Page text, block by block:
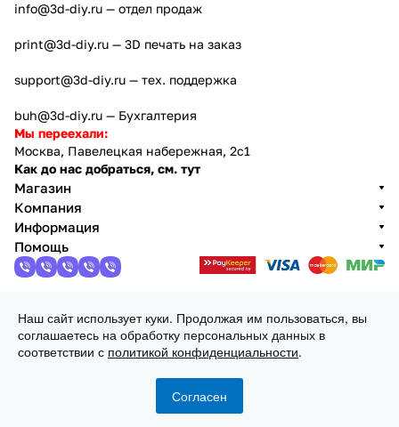
info@3d-diy.ru — отдел продаж
print@3d-diy.ru — 3D печать на заказ
support@3d-diy.ru — тех. поддержка
buh@3d-diy.ru — Бухгалтерия
Мы переехали:
Москва, Павелецкая набережная, 2с1
Как до нас добраться, см. тут
Магазин
Компания
Информация
Помощь
2013 - 2026 © 3DiY (Тридиай) - интернет-магазин
комплектующих для 3D принтеров, ЧПУ станков и
робототехники
Наш сайт использует куки. Продолжая им пользоваться, вы
соглашаетесь на обработку персональных данных в
соответствии с политикой конфиденциальности.
Согласен